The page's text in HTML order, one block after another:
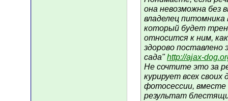
она невозможна без
владелец питомника
который будет
относится к ним,
здорово поставлено
сада"http://ajax-
Не сочтите это за
курирует всех
фотосессии, вместе
результат